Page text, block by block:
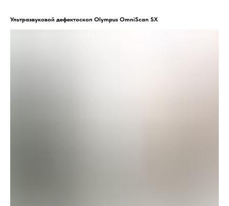
Ультразвуковой дефектоскоп Olympus OmniScan SX